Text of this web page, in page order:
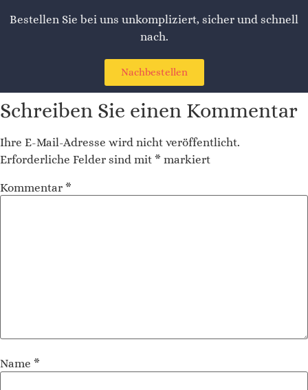
Bestellen Sie bei uns unkompliziert, sicher und schnell
nach.
Nachbestellen
Schreiben Sie einen Kommentar
Ihre E-Mail-Adresse wird nicht veröffentlicht.
Erforderliche Felder sind mit * markiert
Kommentar *
Name *